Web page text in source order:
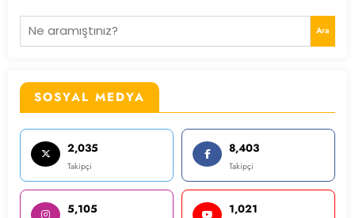
Ara
SOSYAL MEDYA
2,035
Takipçi
8,403
Takipçi
5,105 1,021